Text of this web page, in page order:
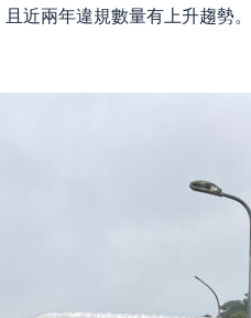
近兩年違規數量有上升趨